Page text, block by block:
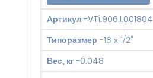
Артикул -VTi.906.I.001804
Типоразмер -18 х 1/2"
Вес, кг-0.048